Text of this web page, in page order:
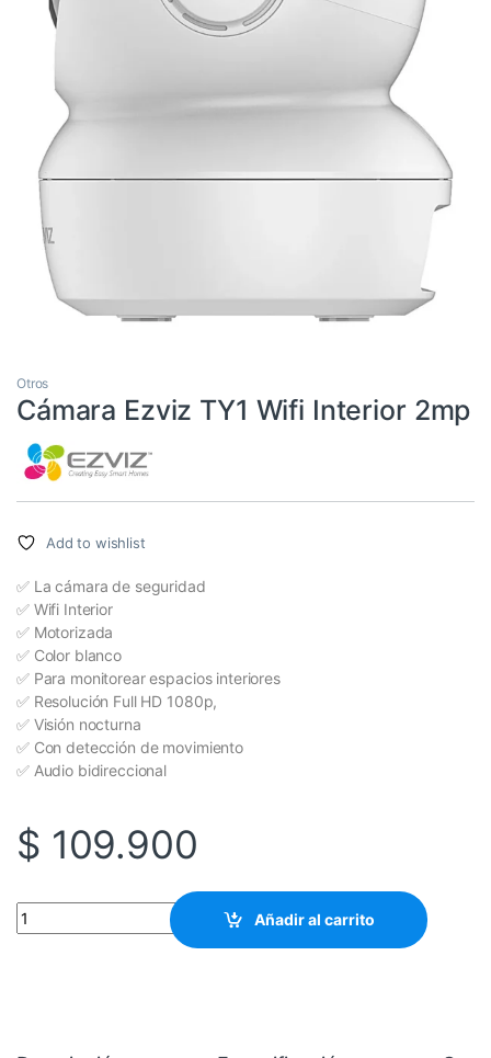
Otros
Cámara Ezviz TY1 Wifi Interior 2mp
Add to wishlist
✅ La cámara de seguridad
✅ Wifi Interior
✅ Motorizada
✅ Color blanco
✅ Para monitorear espacios interiores
✅ Resolución Full HD 1080p,
✅ Visión nocturna
✅ Con detección de movimiento
✅ Audio bidireccional
$ 109.900
Cámara Ezviz TY1 Wifi Interior 2mp cantidad
Añadir al carrito